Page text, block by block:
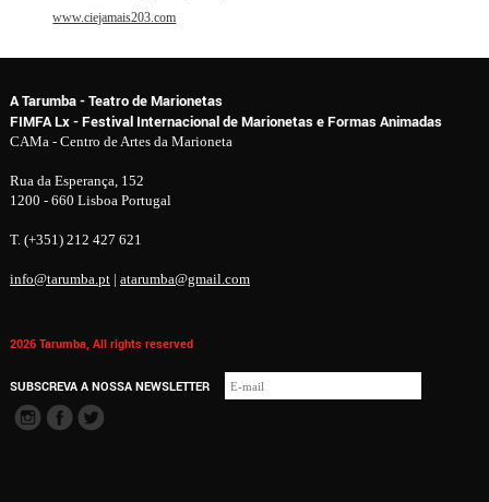
www.ciejamais203.com
A Tarumba - Teatro de Marionetas
FIMFA Lx - Festival Internacional de Marionetas e Formas Animadas
CAMa - Centro de Artes da Marioneta
Rua da Esperança, 152
1200 - 660 Lisboa Portugal
T. (+351) 212 427 621
info@tarumba.pt| atarumba@gmail.com
2026 Tarumba, All rights reserved
SUBSCREVA A NOSSA NEWSLETTER